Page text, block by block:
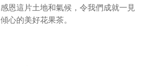
感恩這片土地和氣候，令我們成就一見
傾心的美好花果茶。